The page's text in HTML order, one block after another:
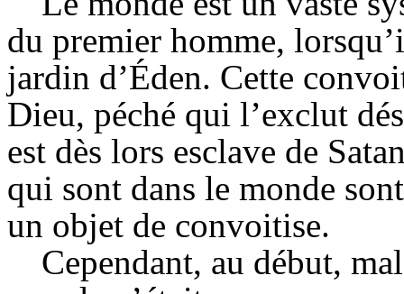
du premier homme,
jardin d’Éden. Cette
Dieu, péché qui l’exclut
est dès lors esclave de
qui sont dans le monde
un objet de convoitise.
Cependant, au début,